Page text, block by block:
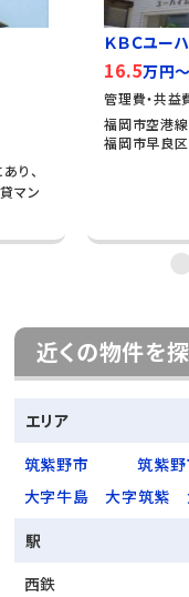
り、
マン
ＫＢＣユー
16.5万円
管理費・共
福岡市空港
福岡市早良
近くの物件を
エリア
筑紫野市
筑紫野
大字牛島
大字筑紫
駅
西鉄